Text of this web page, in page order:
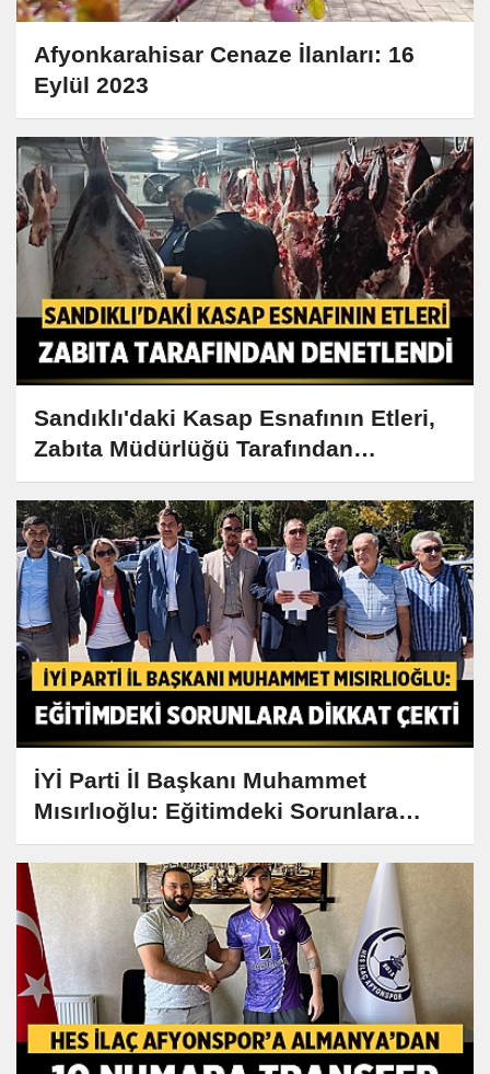
Afyonkarahisar Cenaze İlanları: 16
Eylül 2023
Sandıklı'daki Kasap Esnafının Etleri,
Zabıta Müdürlüğü Tarafından
Denetlendi
İYİ Parti İl Başkanı Muhammet
Mısırlıoğlu: Eğitimdeki Sorunlara
Dikkat Çekti